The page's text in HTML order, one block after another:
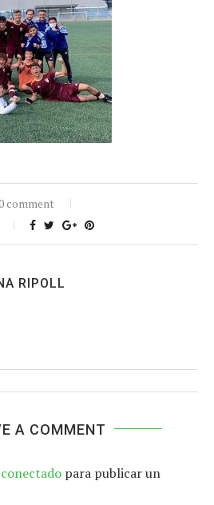
comment
RIPOLL
A COMMENT
conectado para publicar un